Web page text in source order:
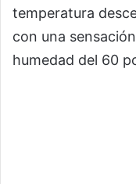
temperatura
con una
humedad del 60